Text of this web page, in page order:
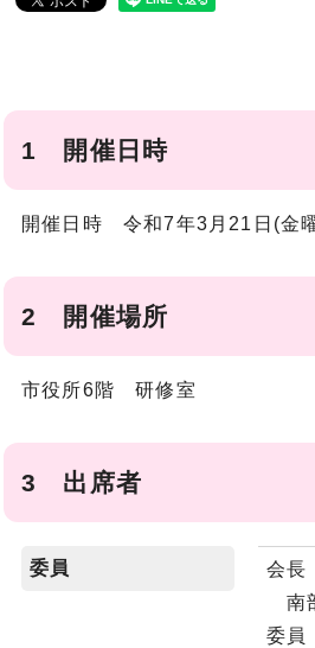
1 開催日時
開催日時 令和7年3月21日(金
2 開催場所
市役所6階 研修室
3 出席者
委員
会長
南
委員